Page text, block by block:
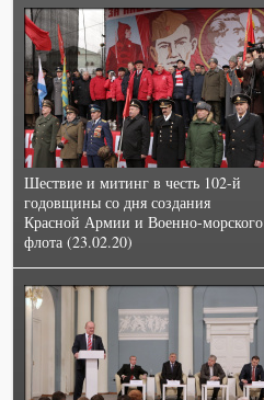
Шествие и митинг в честь 102-й
годовщины со дня создания
Красной Армии и Военно-морского
флота (23.02.20)